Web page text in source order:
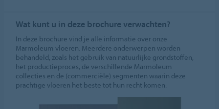
Wat kunt u in deze brochure verwachten?
In deze brochure vind je alle informatie over onze
Marmoleum vloeren. Meerdere onderwerpen worden
behandeld, zoals het gebruik van natuurlijke grondstoffen,
het productieproces, de verschillende Marmoleum
collecties en de (commerciële) segmenten waarin deze
prachtige vloeren het beste tot hun recht komen.